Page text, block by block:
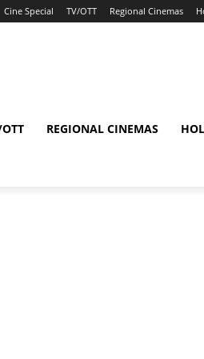
Cine Special TV/OTT Regional Cinemas
REGIONAL CINEMAS